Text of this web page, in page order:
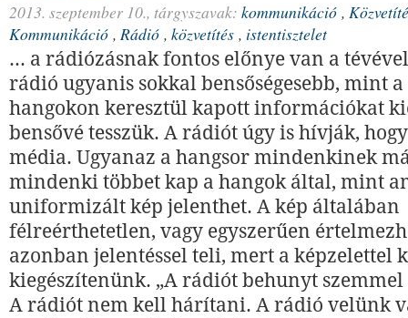
2013. szeptember 10., tárgyszavak: kommunikáció ,
Kommunikáció , Rádió , közvetítés , istentisztelet
... a rádiózásnak fontos előnye van a
rádió ugyanis sokkal bensőségesebb, mint a
hangokon keresztül kapott információkat
bensővé tesszük. A rádiót úgy is hívják,
média. Ugyanaz a hangsor mindenkinek
mindenki többet kap a hangok által, mint
uniformizált kép jelenthet. A kép általában
félreérthetetlen, vagy egyszerűen
azonban jelentéssel teli, mert a képzelettel
kiegészítenünk. „A rádiót behunyt
A rádiót nem kell hárítani. A rádió velünk